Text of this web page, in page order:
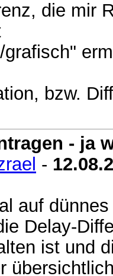
die mir
bzw.
- ja
-
auf
Delay-
ist und